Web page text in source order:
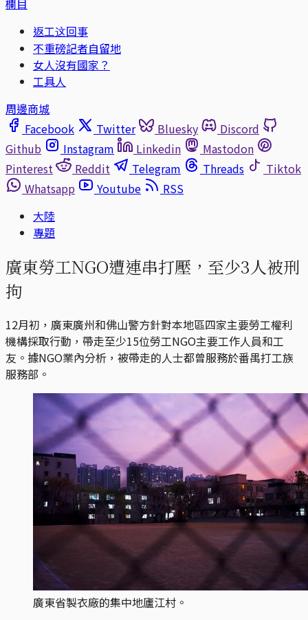
欄目
返工这回事
不重磅記者自留地
女人沒有國家？
工具人
周邊商城
Facebook
Twitter Bluesky
Discord
Github
Instagram Linkedin
Mastodon
Pinterest
Reddit Telegram Threads
Tiktok
Whatsapp
Youtube
RSS
大陸
專題
廣東勞工NGO遭連串打壓，至少3人被刑
拘
12月初，廣東廣州和佛山警方針對本地區四家主要勞工權利
機構採取行動，帶走至少15位勞工NGO主要工作人員和工
友。據NGO業內分析，被帶走的人士都曾服務於番禺打工族
服務部。
廣東省製衣廠的集中地廬江村。